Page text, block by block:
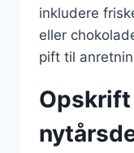
inkludere
eller
pift til
Opskrift